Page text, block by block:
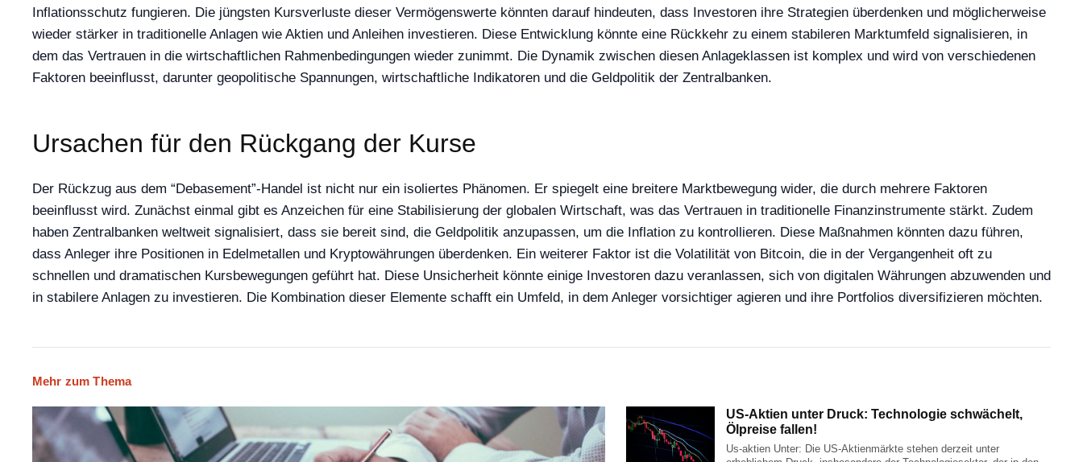
Inflationsschutz fungieren. Die jüngsten Kursverluste dieser Vermögenswerte könnten darauf hindeuten, dass Investoren ihre Strategien überdenken und möglicherweise
wieder stärker in traditionelle Anlagen wie Aktien und Anleihen investieren. Diese Entwicklung könnte eine Rückkehr zu einem stabileren Marktumfeld signalisieren, in
dem das Vertrauen in die wirtschaftlichen Rahmenbedingungen wieder zunimmt. Die Dynamik zwischen diesen Anlageklassen ist komplex und wird von verschiedenen
Faktoren beeinflusst, darunter geopolitische Spannungen, wirtschaftliche Indikatoren und die Geldpolitik der Zentralbanken.
Ursachen für den Rückgang der Kurse
Der Rückzug aus dem “Debasement”-Handel ist nicht nur ein isoliertes Phänomen. Er spiegelt eine breitere Marktbewegung wider, die durch mehrere Faktoren
beeinflusst wird. Zunächst einmal gibt es Anzeichen für eine Stabilisierung der globalen Wirtschaft, was das Vertrauen in traditionelle Finanzinstrumente stärkt. Zudem
haben Zentralbanken weltweit signalisiert, dass sie bereit sind, die Geldpolitik anzupassen, um die Inflation zu kontrollieren. Diese Maßnahmen könnten dazu führen,
dass Anleger ihre Positionen in Edelmetallen und Kryptowährungen überdenken. Ein weiterer Faktor ist die Volatilität von Bitcoin, die in der Vergangenheit oft zu
schnellen und dramatischen Kursbewegungen geführt hat. Diese Unsicherheit könnte einige Investoren dazu veranlassen, sich von digitalen Währungen abzuwenden und
in stabilere Anlagen zu investieren. Die Kombination dieser Elemente schafft ein Umfeld, in dem Anleger vorsichtiger agieren und ihre Portfolios diversifizieren möchten.
Mehr zum Thema
US-Aktien unter Druck: Technologie schwächelt,
Ölpreise fallen!
Us-aktien Unter: Die US-Aktienmärkte stehen derzeit unter